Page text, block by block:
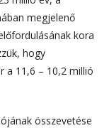
megjelenő
kora
hogy
a 11,6 – 10,2 millió
összevetése